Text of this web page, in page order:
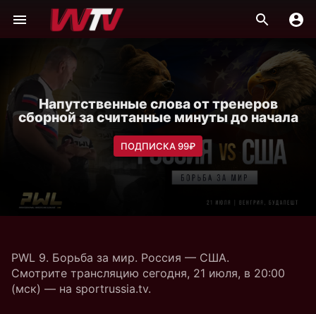
Напутственные слова от тренеров
сборной за считанные минуты до начала
ПОДПИСКА 99₽
PWL 9. Борьба за мир. Россия — США.
Смотрите трансляцию сегодня, 21 июля, в 20:00
(мск) — на sportrussia.tv.